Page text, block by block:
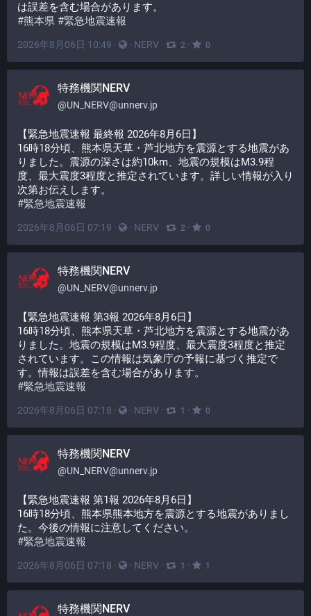
は誤差を含む場合があります。
#熊本県 #緊急地震速報
2026年8月06日 10:49 · · NERV · 2 · 0
特務機関NERV
@UN_NERV@unnerv.jp
【緊急地震速報 最終報 2026年8月6日】
16時18分頃、熊本県天草・芦北地方を震源とする地震があ
りました。震源の深さは約10km、地震の規模はM3.9程
度、最大震度3程度と推定されています。詳しい情報が入り
次第お伝えします。
#緊急地震速報
2026年8月06日 07:19 · · NERV · 2 · 0
特務機関NERV
@UN_NERV@unnerv.jp
【緊急地震速報 第3報 2026年8月6日】
16時18分頃、熊本県天草・芦北地方を震源とする地震があ
りました。地震の規模はM3.9程度、最大震度3程度と推定
されています。この情報は気象庁の予報に基づく推定で
す。情報は誤差を含む場合があります。
#緊急地震速報
2026年8月06日 07:18 · · NERV · 1 · 0
特務機関NERV
@UN_NERV@unnerv.jp
【緊急地震速報 第1報 2026年8月6日】
16時18分頃、熊本県熊本地方を震源とする地震がありまし
た。今後の情報に注意してください。
#緊急地震速報
2026年8月06日 07:18 · · NERV · 1 · 1
特務機関NERV